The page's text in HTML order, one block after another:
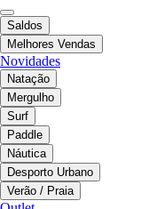
Saldos
Melhores Vendas
Novidades
Natação
Mergulho
Surf
Paddle
Náutica
Desporto Urbano
Verão / Praia